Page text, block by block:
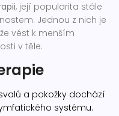
, její popularita stále
Jednou z nich je
vést k menším
v těle.
a pokožky dochází
systému.